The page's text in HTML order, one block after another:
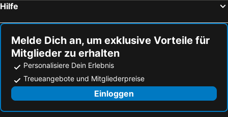
Hilfe
Melde Dich an, um exklusive Vorteile für
Mitglieder zu erhalten
Personalisiere Dein Erlebnis
Treueangebote und Mitgliederpreise
Einloggen